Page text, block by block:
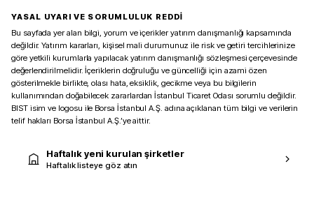
YASAL UYARI VE SORUMLULUK REDDİ
Bu sayfada yer alan bilgi, yorum ve içerikler yatırım danışmanlığı kapsamında
değildir. Yatırım kararları, kişisel mali durumunuz ile risk ve getiri tercihlerinize
göre yetkili kurumlarla yapılacak yatırım danışmanlığı sözleşmesi çerçevesinde
değerlendirilmelidir. İçeriklerin doğruluğu ve güncelliği için azami özen
gösterilmekle birlikte, olası hata, eksiklik, gecikme veya bu bilgilerin
kullanımından doğabilecek zararlardan İstanbul Ticaret Odası sorumlu değildir.
BIST isim ve logosu ile Borsa İstanbul A.Ş. adına açıklanan tüm bilgi ve verilerin
telif hakları Borsa İstanbul A.Ş.’ye aittir.
Haftalık yeni kurulan şirketler
Haftalık listeye göz atın